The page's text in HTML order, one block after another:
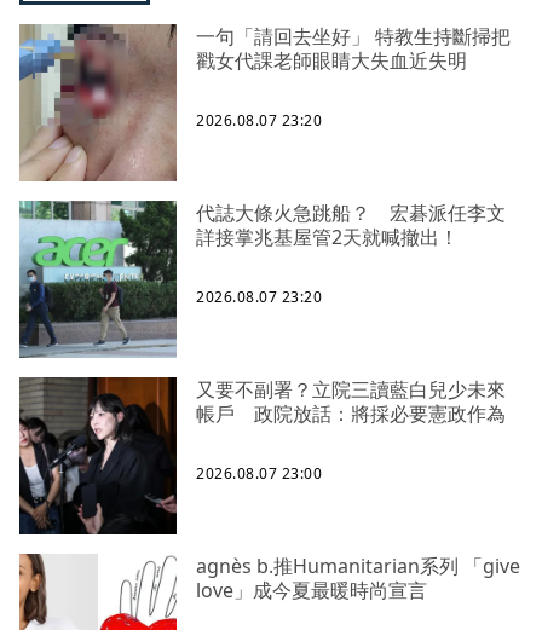
一句「請回去坐好」 特教生持斷掃把
戳女代課老師眼睛大失血近失明
2026.08.07 23:20
代誌大條火急跳船？ 宏碁派任李文
詳接掌兆基屋管2天就喊撤出！
2026.08.07 23:20
又要不副署？立院三讀藍白兒少未來
帳戶 政院放話：將採必要憲政作為
2026.08.07 23:00
agnès b.推Humanitarian系列 「give
love」成今夏最暖時尚宣言